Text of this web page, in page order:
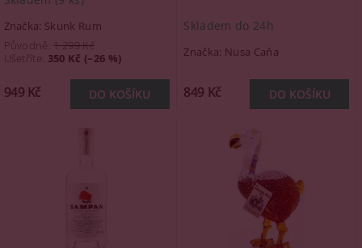
Značka: Skunk Rum
Původně:1 299 Kč
Ušetříte: 350 Kč (–26 %)
949 Kč
Skladem do 24h
Značka: Nusa Caňa
849 Kč